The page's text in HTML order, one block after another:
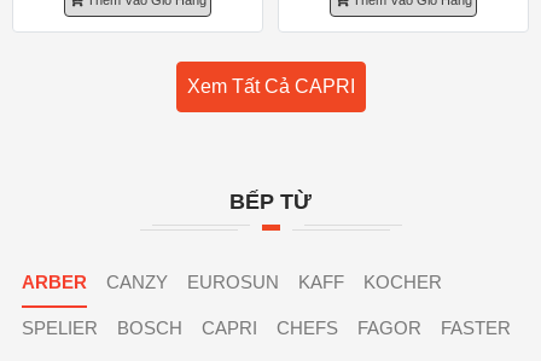
Xem Tất Cả CAPRI
BẾP TỪ
ARBER CANZY EUROSUN KAFF KOCHER
SPELIER BOSCH CAPRI CHEFS FAGOR FASTER